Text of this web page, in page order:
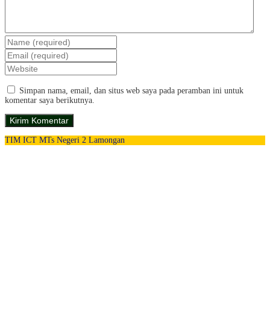
Simpan nama, email, dan situs web saya pada peramban ini untuk
komentar saya berikutnya.
TIM ICT MTs Negeri 2 Lamongan